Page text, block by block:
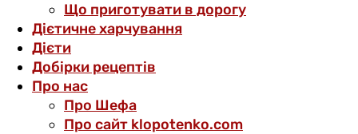
Що приготувати в дорогу
Дієтичне харчування
Дієти
Добірки рецептів
Про нас
Про Шефа
Про сайт klopotenko.com